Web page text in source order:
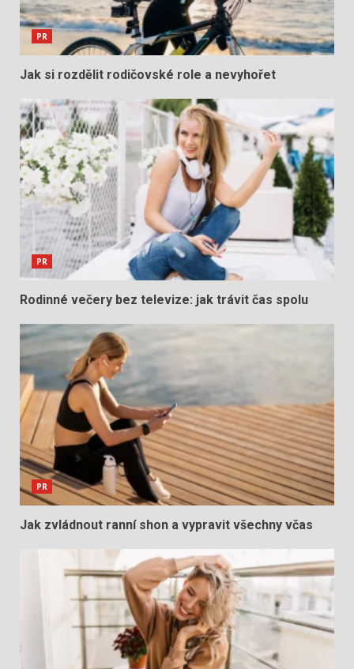
PR
Jak si rozdělit rodičovské role a nevyhořet
PR
Rodinné večery bez televize: jak trávit čas spolu
PR
Jak zvládnout ranní shon a vypravit všechny včas